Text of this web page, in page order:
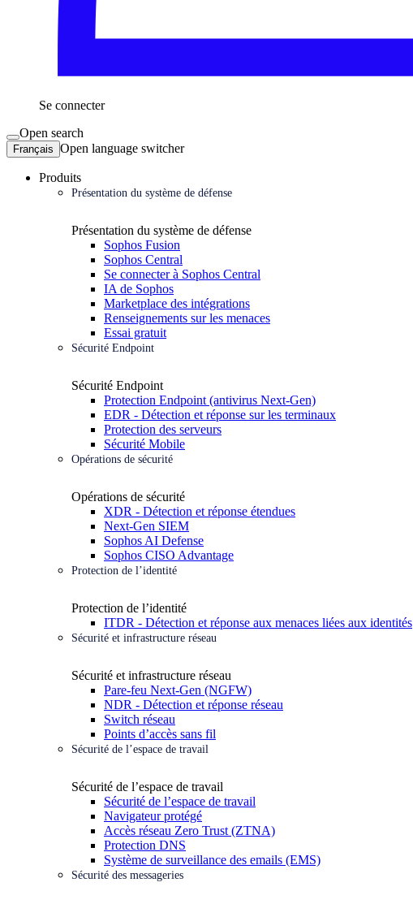
Se connecter
Open search
Français Open language switcher
Produits
Présentation du système de défense
Présentation du système de défense
Sophos Fusion
Sophos Central
Se connecter à Sophos Central
IA de Sophos
Marketplace des intégrations
Renseignements sur les menaces
Essai gratuit
Sécurité Endpoint
Sécurité Endpoint
Protection Endpoint (antivirus Next-Gen)
EDR - Détection et réponse sur les terminaux
Protection des serveurs
Sécurité Mobile
Opérations de sécurité
Opérations de sécurité
XDR - Détection et réponse étendues
Next-Gen SIEM
Sophos AI Defense
Sophos CISO Advantage
Protection de l’identité
Protection de l’identité
ITDR - Détection et réponse aux menaces liées aux identités
Sécurité et infrastructure réseau
Sécurité et infrastructure réseau
Pare-feu Next-Gen (NGFW)
NDR - Détection et réponse réseau
Switch réseau
Points d’accès sans fil
Sécurité de l’espace de travail
Sécurité de l’espace de travail
Sécurité de l’espace de travail
Navigateur protégé
Accès réseau Zero Trust (ZTNA)
Protection DNS
Système de surveillance des emails (EMS)
Sécurité des messageries